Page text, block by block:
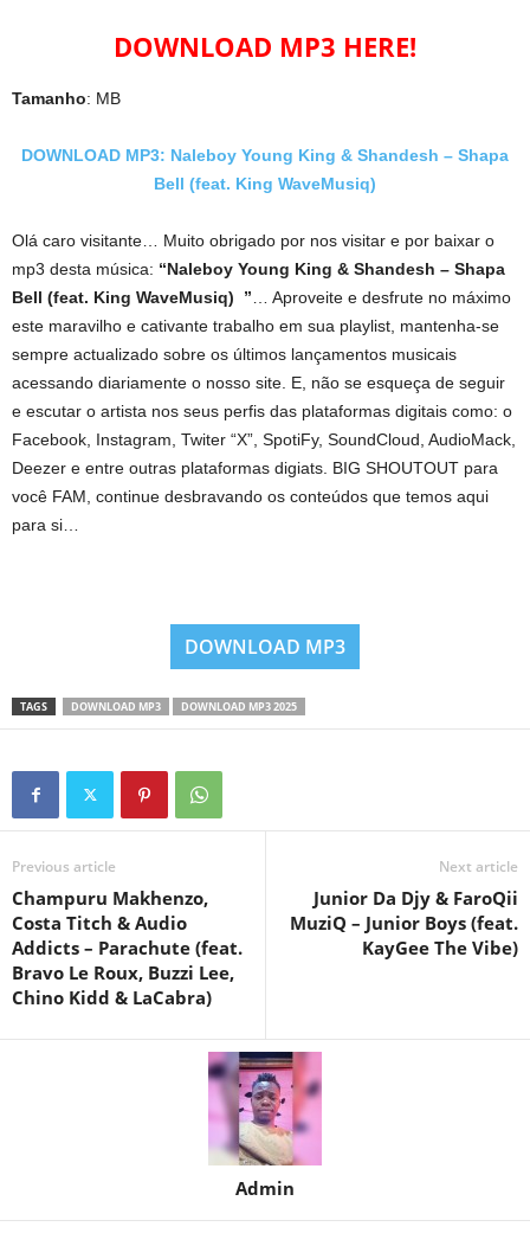
DOWNLOAD MP3 HERE!
Tamanho: MB
DOWNLOAD MP3: Naleboy Young King & Shandesh – Shapa
Bell (feat. King WaveMusiq)
Olá caro visitante… Muito obrigado por nos visitar e por baixar o
mp3 desta música: “Naleboy Young King & Shandesh – Shapa
Bell (feat. King WaveMusiq) ” … Aproveite e desfrute no máximo
este maravilho e cativante trabalho em sua playlist, mantenha-se
sempre actualizado sobre os últimos lançamentos musicais
acessando diariamente o nosso site. E, não se esqueça de seguir
e escutar o artista nos seus perfis das plataformas digitais como: o
Facebook, Instagram, Twiter “X”, SpotiFy, SoundCloud, AudioMack,
Deezer e entre outras plataformas digiats. BIG SHOUTOUT para
você FAM, continue desbravando os conteúdos que temos aqui
para si…
DOWNLOAD MP3
TAGS DOWNLOAD MP3 DOWNLOAD MP3 2025
Previous article
Champuru Makhenzo,
Costa Titch & Audio
Addicts – Parachute (feat.
Bravo Le Roux, Buzzi Lee,
Chino Kidd & LaCabra)
Next article
Junior Da Djy & FaroQii
MuziQ – Junior Boys (feat.
KayGee The Vibe)
Admin